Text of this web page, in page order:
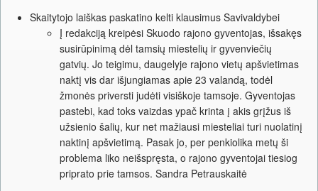
Skaitytojo laiškas paskatino kelti klausimus Savivaldybei
Į redakciją kreipėsi Skuodo rajono gyventojas, išsakęs
susirūpinimą dėl tamsių miestelių ir gyvenviečių
gatvių. Jo teigimu, daugelyje rajono vietų apšvietimas
naktį vis dar išjungiamas apie 23 valandą, todėl
žmonės priversti judėti visiškoje tamsoje. Gyventojas
pastebi, kad toks vaizdas ypač krinta į akis grįžus iš
užsienio šalių, kur net mažiausi miesteliai turi nuolatinį
naktinį apšvietimą. Pasak jo, per penkiolika metų ši
problema liko neišspręsta, o rajono gyventojai tiesiog
priprato prie tamsos. Sandra Petrauskaitė